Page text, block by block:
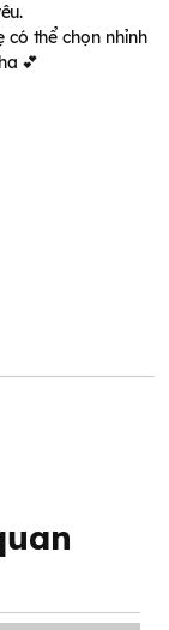
thể chọn nhỉnh
💕
nha, shop